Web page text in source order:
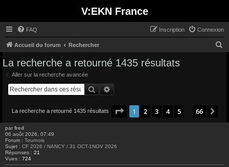
V:EKN France
FAQ Connexion
Inscription
Accueil du forum Rechercher
La recherche a retourné 1435 résultats
Aller sur la recherche avancée
Rechercher
La recherche a retourné 1435 résultats Page 1sur66
1 2 3 4 5 66
par fred
06 août 2026, 07:49
Forum : Tournois
Sujet : CF 2026 / NANCY / 31 OCT-1NOV 2026
Réponses : 21
Vues : 724